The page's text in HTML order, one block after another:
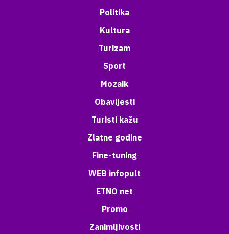
Politika
Kultura
Turizam
Sport
Mozaik
Obavijesti
Turisti kažu
Zlatne godine
Fine-tuning
WEB infopult
ETNO net
Promo
Zanimljivosti